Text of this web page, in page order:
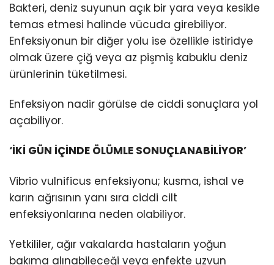
Bakteri, deniz suyunun açık bir yara veya kesikle
temas etmesi halinde vücuda girebiliyor.
Enfeksiyonun bir diğer yolu ise özellikle istiridye
olmak üzere çiğ veya az pişmiş kabuklu deniz
ürünlerinin tüketilmesi.
Enfeksiyon nadir görülse de ciddi sonuçlara yol
açabiliyor.
‘İKİ GÜN İÇİNDE ÖLÜMLE SONUÇLANABİLİYOR’
Vibrio vulnificus enfeksiyonu; kusma, ishal ve
karın ağrısının yanı sıra ciddi cilt
enfeksiyonlarına neden olabiliyor.
Yetkililer, ağır vakalarda hastaların yoğun
bakıma alınabileceği veya enfekte uzvun